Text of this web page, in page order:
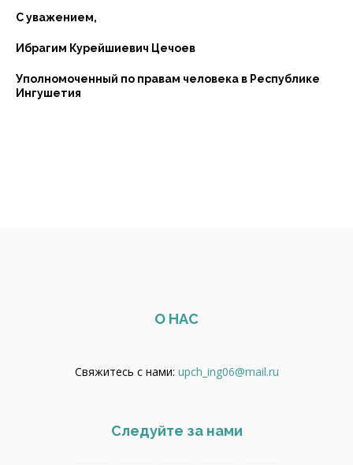
С уважением,
Ибрагим Курейшиевич Цечоев
Уполномоченный по правам человека в Республике
Ингушетия
О НАС
Свяжитесь с нами: upch_ing06@mail.ru
Следуйте за нами